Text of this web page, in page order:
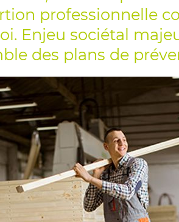
professionnelle
Enjeu sociétal
des plans de